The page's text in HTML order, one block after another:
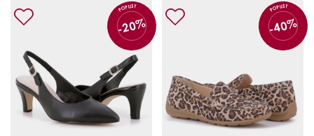
POPUST
-20%
POPUST
-40%